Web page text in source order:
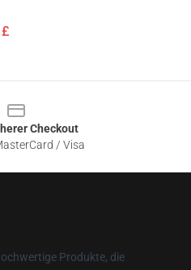
Checkout
/ Visa
Produkte, die